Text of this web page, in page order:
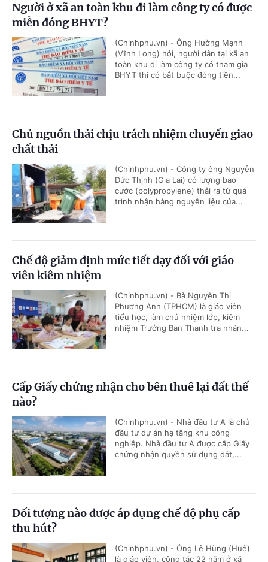
Người ở xã an toàn khu đi làm công ty có được
miễn đóng BHYT?
(Chinhphu.vn) - Ông Hường Mạnh
(Vĩnh Long) hỏi, người dân tại xã an
toàn khu đi làm công ty có tham gia
BHYT thì có bắt buộc đóng tiền...
Chủ nguồn thải chịu trách nhiệm chuyển giao
chất thải
(Chinhphu.vn) - Công ty ông Nguyễn
Đức Thịnh (Gia Lai) có lượng bao
cước (polypropylene) thải ra từ quá
trình nhận hàng nguyên liệu của...
Chế độ giảm định mức tiết dạy đối với giáo
viên kiêm nhiệm
(Chinhphu.vn) - Bà Nguyễn Thị
Phương Anh (TPHCM) là giáo viên
tiểu học, làm chủ nhiệm lớp, kiêm
nhiệm Trưởng Ban Thanh tra nhân...
Cấp Giấy chứng nhận cho bên thuê lại đất thế
nào?
(Chinhphu.vn) - Nhà đầu tư A là chủ
đầu tư dự án hạ tầng khu công
nghiệp. Nhà đầu tư A được cấp Giấy
chứng nhận quyền sử dụng đất,...
Đối tượng nào được áp dụng chế độ phụ cấp
thu hút?
(Chinhphu.vn) - Ông Lê Hùng (Huế)
là giáo viên, công tác 22 năm ở xã